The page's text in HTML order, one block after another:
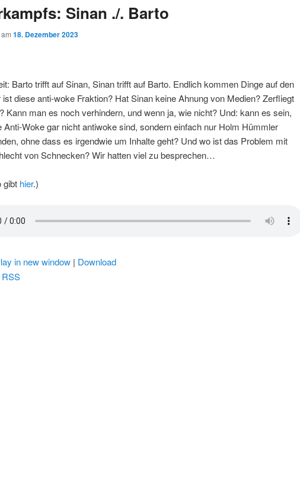
Sinan ./. Barto
18. Dezember 2023
Barto trifft auf Sinan, Sinan trifft auf Barto. Endlich kommen Dinge auf den
diese anti-woke Fraktion? Hat Sinan keine Ahnung von Medien? Zerfliegt
Kann man es noch verhindern, und wenn ja, wie nicht? Und: kann es sein,
Anti-Woke gar nicht antiwoke sind, sondern einfach nur Holm Hümmler
ohne dass es irgendwie um Inhalte geht? Und wo ist das Problem mit
von Schnecken? Wir hatten viel zu besprechen…
gibt hier.)
in new window | Download
RSS